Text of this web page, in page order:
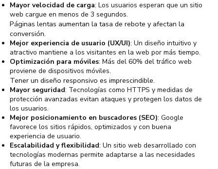
Mayor velocidad de carga: Los usuarios esperan que un sitio
web cargue en menos de 3 segundos.
Páginas lentas aumentan la tasa de rebote y afectan la
conversión.
Mejor experiencia de usuario (UX/UI): Un diseño intuitivo y
atractivo mantiene a los visitantes en la web por más tiempo.
Optimización para móviles: Más del 60% del tráfico web
proviene de dispositivos móviles.
Tener un diseño responsivo es imprescindible.
Mayor seguridad: Tecnologías como HTTPS y medidas de
protección avanzadas evitan ataques y protegen los datos de
los usuarios.
Mejor posicionamiento en buscadores (SEO): Google
favorece los sitios rápidos, optimizados y con buena
experiencia de usuario.
Escalabilidad y flexibilidad: Un sitio web desarrollado con
tecnologías modernas permite adaptarse a las necesidades
futuras de la empresa.